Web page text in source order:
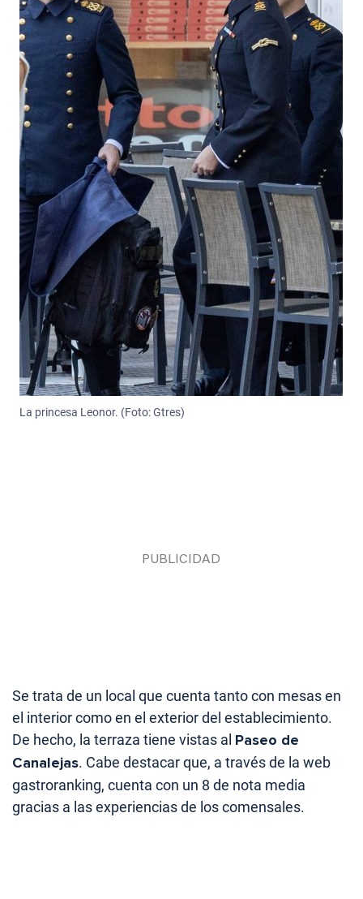
La princesa Leonor. (Foto: Gtres)
Se trata de un local que cuenta tanto con mesas en
el interior como en el exterior del establecimiento.
De hecho, la terraza tiene vistas al Paseo de
Canalejas. Cabe destacar que, a través de la web
gastroranking, cuenta con un 8 de nota media
gracias a las experiencias de los comensales.